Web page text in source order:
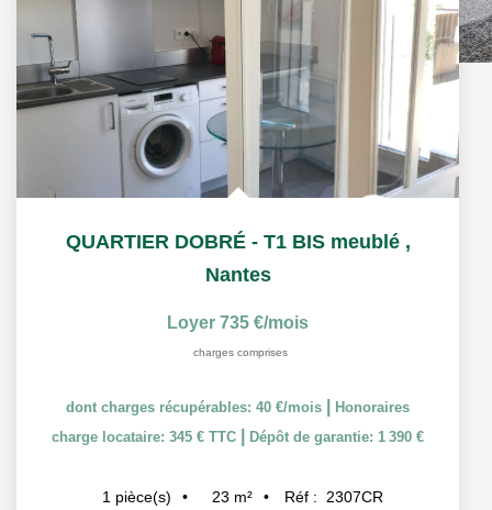
QUARTIER DOBRÉ - T1 BIS meublé ,
Nantes
Loyer 735 €/mois
charges comprises
dont charges récupérables: 40 €/mois
Honoraires
charge locataire: 345 € TTC
Dépôt de garantie: 1 390 €
1 pièce(s) 23 m² Réf : 2307CR